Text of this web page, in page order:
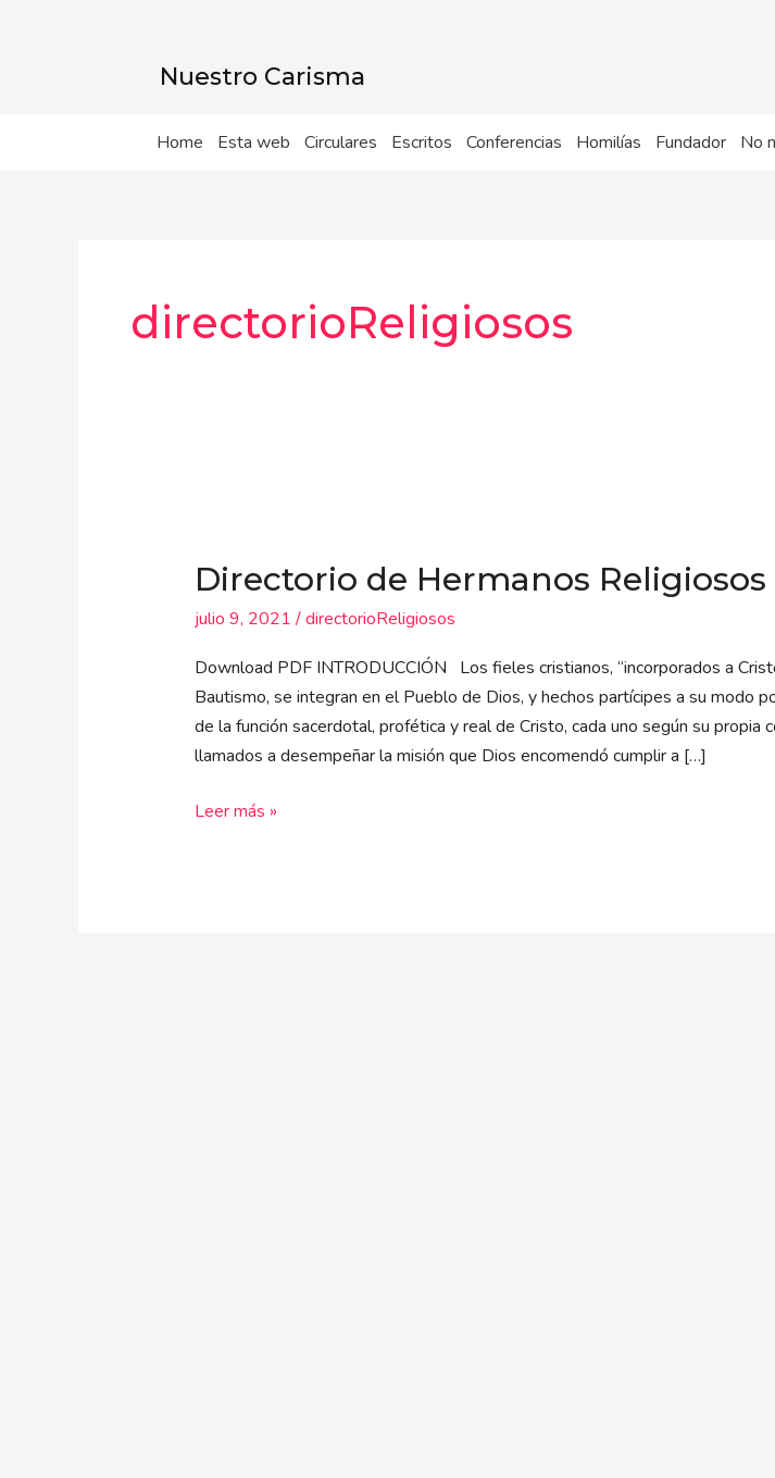
Nuestro Carisma
Home Esta web Circulares Escritos Conferencias Homilías Fundador No
directorioReligiosos
Directorio de Hermanos Religiosos
julio 9, 2021/directorioReligiosos
Download PDF INTRODUCCIÓN Los fieles cristianos, “incorporados a
Bautismo, se integran en el Pueblo de Dios, y hechos partícipes a su modo
de la función sacerdotal, profética y real de Cristo, cada uno según su propia
llamados a desempeñar la misión que Dios encomendó cumplir a […]
Hermanos
Leer más »